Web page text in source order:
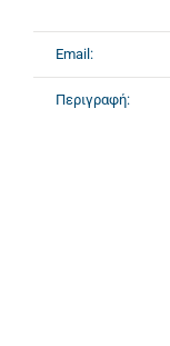
Email:
Περιγραφή: